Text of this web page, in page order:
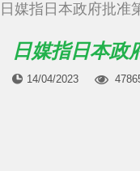
日媒指日本政府批准
日媒指日本政
14/04/2023